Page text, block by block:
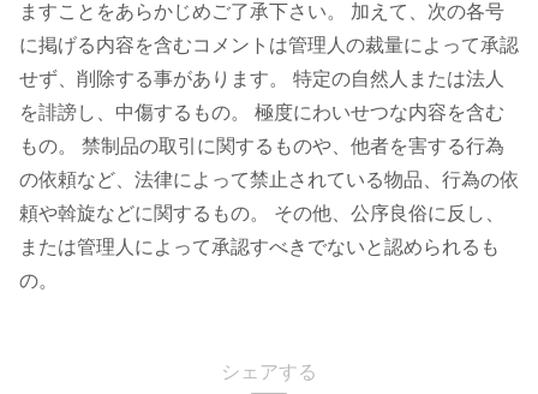
ますことをあらかじめご了承下さい。 加えて、次の各号
に掲げる内容を含むコメントは管理人の裁量によって承認
せず、削除する事があります。 特定の自然人または法人
を誹謗し、中傷するもの。 極度にわいせつな内容を含む
もの。 禁制品の取引に関するものや、他者を害する行為
の依頼など、法律によって禁止されている物品、行為の依
頼や斡旋などに関するもの。 その他、公序良俗に反し、
または管理人によって承認すべきでないと認められるも
の。
シェアする